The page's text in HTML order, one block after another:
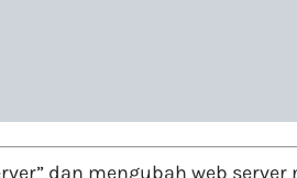
dan mengubah web